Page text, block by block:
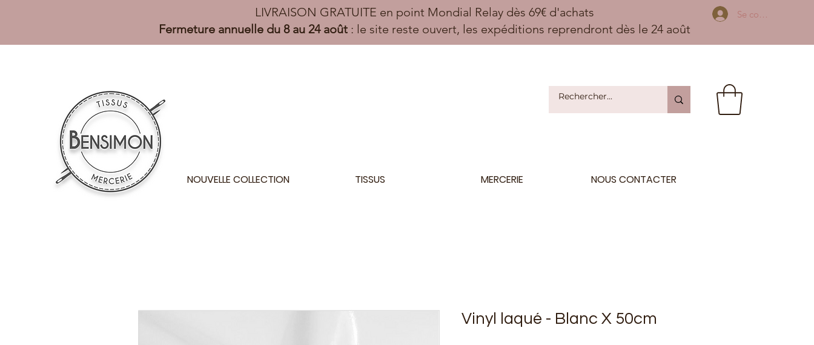
LIVRAISON GRATUITE en point Mondial Relay dès 69€ d'achats
Fermeture annuelle du 8 au 24 août: le site reste ouvert, les expéditions reprendront dès le 24 août
Se connecter
NOUVELLE COLLECTION TISSUS MERCERIE NOUS CONTACTER
Vinyl laqué - Blanc X 50cm